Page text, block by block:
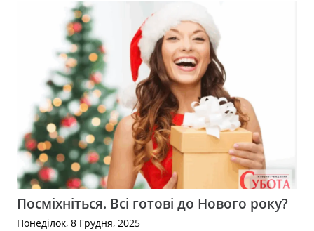
Посміхніться. Всі готові до Нового року?
Понеділок, 8 Грудня, 2025